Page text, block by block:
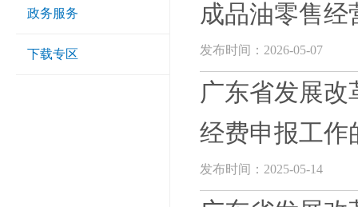
政务服务
下载专区
成品油零售经
发布时间：2026-05-07
广东省发展改
经费申报工作
发布时间：2025-05-14